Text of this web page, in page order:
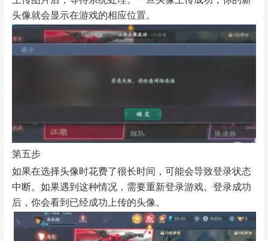
头像就会显示在游戏的相应位置。
第五步
如果在选择头像时花费了很长时间，可能会导致登录状态
中断。如果遇到这种情况，需要重新登录游戏。登录成功
后，你会看到已经成功上传的头像。